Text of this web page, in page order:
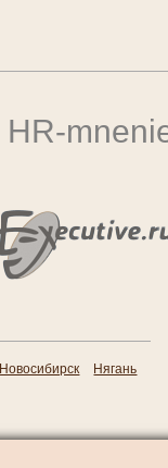
HR-
Новосибирск Нягань